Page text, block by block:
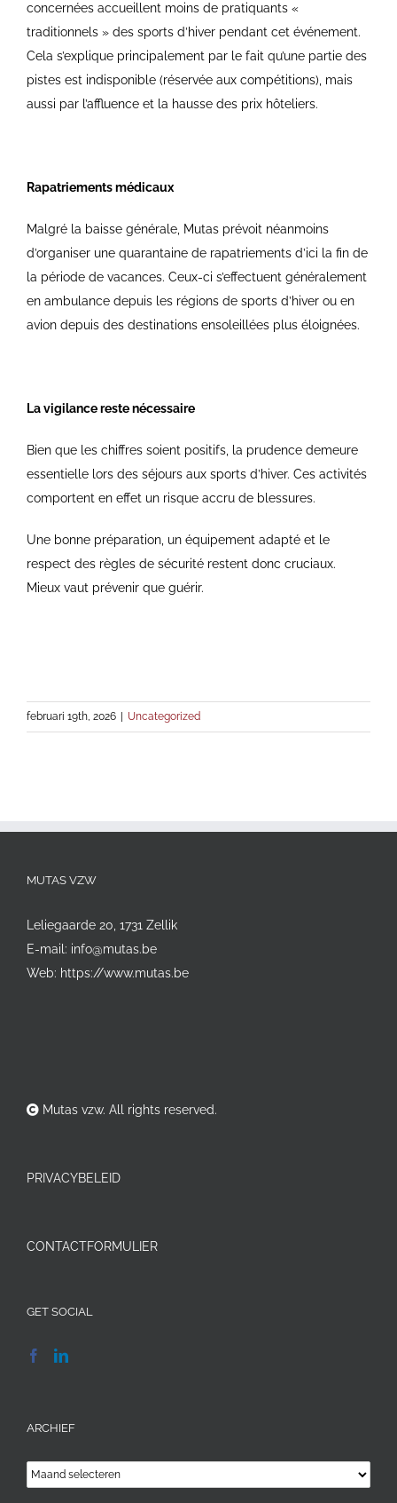
concernées accueillent moins de pratiquants «
traditionnels » des sports d’hiver pendant cet événement.
Cela s’explique principalement par le fait qu’une partie des
pistes est indisponible (réservée aux compétitions), mais
aussi par l’affluence et la hausse des prix hôteliers.
Rapatriements médicaux
Malgré la baisse générale, Mutas prévoit néanmoins
d’organiser une quarantaine de rapatriements d’ici la fin de
la période de vacances. Ceux-ci s’effectuent généralement
en ambulance depuis les régions de sports d’hiver ou en
avion depuis des destinations ensoleillées plus éloignées.
La vigilance reste nécessaire
Bien que les chiffres soient positifs, la prudence demeure
essentielle lors des séjours aux sports d’hiver. Ces activités
comportent en effet un risque accru de blessures.
Une bonne préparation, un équipement adapté et le
respect des règles de sécurité restent donc cruciaux.
Mieux vaut prévenir que guérir.
februari 19th, 2026 Uncategorized
MUTAS VZW
Leliegaarde 20, 1731 Zellik
E-mail: info@mutas.be
Web: https://www.mutas.be
Mutas vzw. All rights reserved.
PRIVACYBELEID
CONTACTFORMULIER
GET SOCIAL
ARCHIEF
Archief